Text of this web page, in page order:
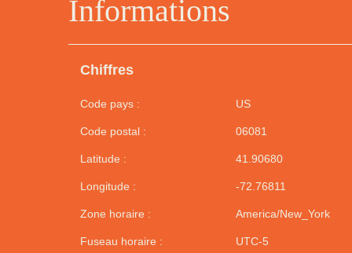
Informations
Chiffres
Code pays : US
Code postal : 06081
Latitude : 41.90680
Longitude : -72.76811
Zone horaire : America/New_York
Fuseau horaire : UTC-5